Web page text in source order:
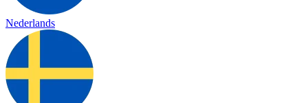
Nederlands